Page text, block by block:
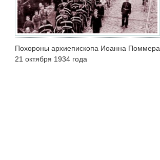
Похороны архиепископа Иоанна Поммера
21 октября 1934 года